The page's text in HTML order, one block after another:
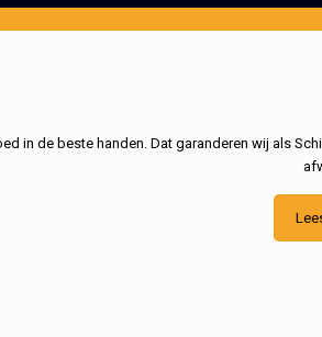
in de beste handen. Dat garanderen wij als